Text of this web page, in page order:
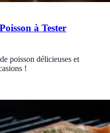
à Tester
poisson délicieuses et
!